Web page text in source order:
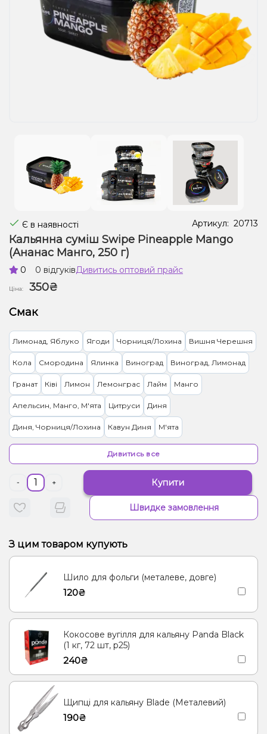
Рідини для електронних сигарет
Подарункові набори
Є в наявності Артикул: 20713
Кальянна суміш Swipe Pineapple Mango
(Ананас Манго, 250 г)
0 0 відгуківДивитись оптовий прайс
Ціна:
350₴
Смак
Лимонад, Яблуко Ягоди Чорниця/Лохина Вишня Черешня
Кола Смородина Ялинка Виноград Виноград, Лимонад
Гранат Ківі Лимон Лемонграс Лайм Манго
Апельсин, Манго, М'ята Цитруси Диня
Диня, Чорниця/Лохина Кавун Диня М'ята
Персик, Чай Ананас, Кокос, Ром Ананас, Манго
Лимонад, Грейпфрут
Кавун, Смородина Малина Жуйка (фруктова) Полуниця
Цукерки, Мультифрукт Грейпфрут, Полуниця, Малина
Банан, Вишня/Черешня Енергетик Яблуко Кокос, Молоко
Морозиво, Ягоди
Полуниця, Молоко Згущене молоко Ананас
Ялинка, Мандарин
Дивитись все
- + Купити
Швидке замовлення
З цим товаром купують
Шило для фольги (металеве, довге)
120₴
Кокосове вугілля для кальяну Panda Black
(1 кг, 72 шт, р25)
240₴
Щипці для кальяну Blade (Металевий)
190₴